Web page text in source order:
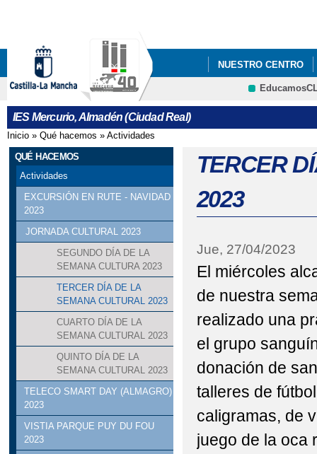
NUESTRO CENTRO
FONDO SOCIAL
IES Mercurio, Almadén (Ciudad Real)
Se encuentra usted aquí
Inicio » Qué hacemos » Actividades
QUÉ HACEMOS
Actividades
EXCURSIÓN EN RUTE - NAVIDAD
2023
JORNADA CULTURAL 2023
SEGUNDO DÍA DE LA
SEMANA CULTURA 2023
TERCER DÍA DE LA
SEMANA CULTURAL 2023
CUARTO DÍA DE LA
SEMANA CULTURAL 2023
QUINTO DÍA DE LA
SEMANA CULTURAL 2023
TELECO SMART DAY (ALMAGRO)
2023
VISTIA PARQUE PUY DU FOU
2023
TERCER
2023
Jue, 27/04/2023
El miércoles
de nuestra
realizado una
el grupo
donación de
talleres de
caligramas, de
juego de la oca